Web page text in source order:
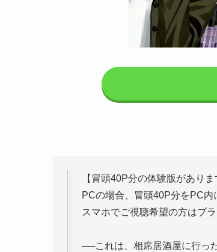
【冒頭40P分の体験版がありま
PCの場合、冒頭40P分をPC内
スマホでご視聴希望の方はブ
──これは、相席居酒屋に行っ